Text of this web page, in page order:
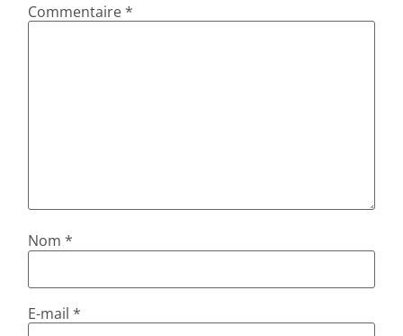
Commentaire*
Nom*
E-mail*